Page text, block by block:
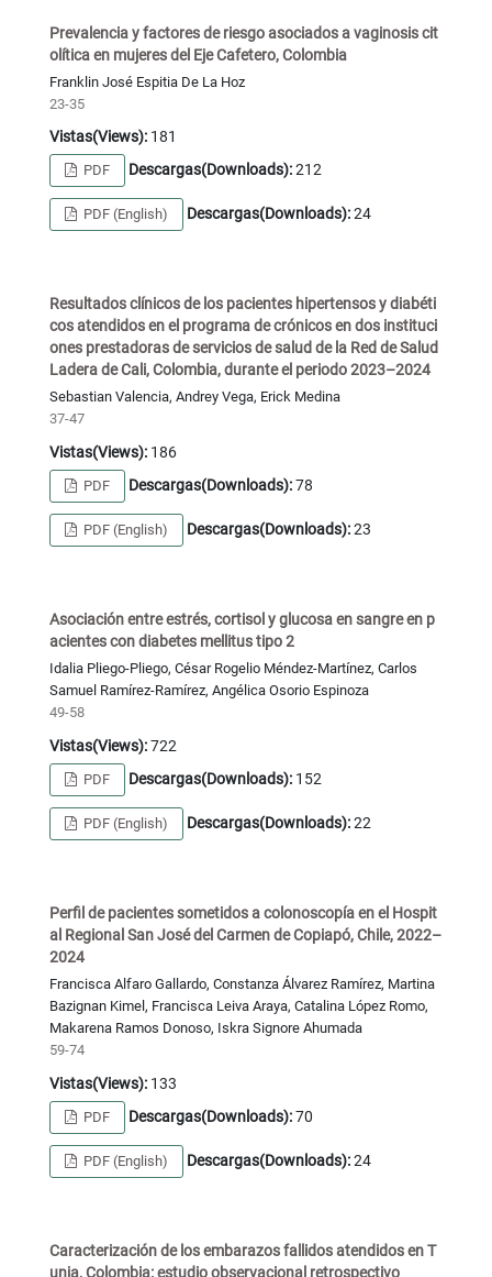
Prevalencia y factores de riesgo asociados a vaginosis cit
olítica en mujeres del Eje Cafetero, Colombia
Franklin José Espitia De La Hoz
23-35
Vistas(Views):181
PDF Descargas(Downloads):212
PDF (English) Descargas(Downloads):24
Resultados clínicos de los pacientes hipertensos y diabéti
cos atendidos en el programa de crónicos en dos instituci
ones prestadoras de servicios de salud de la Red de Salud
Ladera de Cali, Colombia, durante el periodo 2023–2024
Sebastian Valencia, Andrey Vega, Erick Medina
37-47
Vistas(Views):186
PDF Descargas(Downloads):78
PDF (English) Descargas(Downloads):23
Asociación entre estrés, cortisol y glucosa en sangre en p
acientes con diabetes mellitus tipo 2
Idalia Pliego-Pliego, César Rogelio Méndez-Martínez, Carlos
Samuel Ramírez-Ramírez, Angélica Osorio Espinoza
49-58
Vistas(Views):722
PDF Descargas(Downloads): 152
PDF (English) Descargas(Downloads):22
Perfil de pacientes sometidos a colonoscopía en el Hospit
al Regional San José del Carmen de Copiapó, Chile, 2022–
2024
Francisca Alfaro Gallardo, Constanza Álvarez Ramírez, Martina
Bazignan Kimel, Francisca Leiva Araya, Catalina López Romo,
Makarena Ramos Donoso, Iskra Signore Ahumada
59-74
Vistas(Views):133
PDF Descargas(Downloads):70
PDF (English) Descargas(Downloads):24
Caracterización de los embarazos fallidos atendidos en T
unja, Colombia: estudio observacional retrospectivo